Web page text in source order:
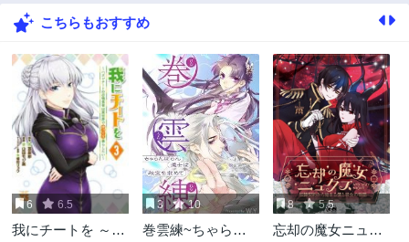
57話
55話
3年前
54話
3年前
53話
3年前
52話
3年前
51話
3年前
50話
3年前
49話
3年前
48話
3年前
こちらもおすすめ
6 6.5
我にチートを ～ハ
3 10
巻雲練~ちゃらん
8 5.5
忘却の魔女ニュク